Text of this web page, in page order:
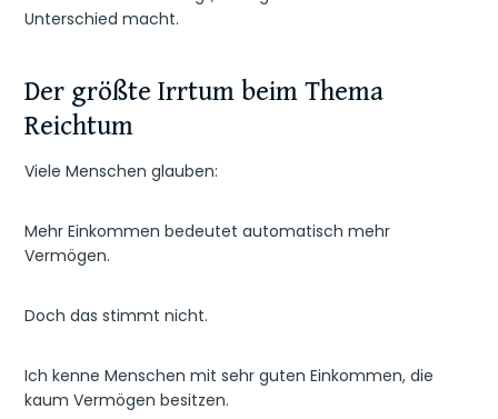
Unterschied macht.
Der größte Irrtum beim Thema
Reichtum
Viele Menschen glauben:
Mehr Einkommen bedeutet automatisch mehr
Vermögen.
Doch das stimmt nicht.
Ich kenne Menschen mit sehr guten Einkommen, die
kaum Vermögen besitzen.